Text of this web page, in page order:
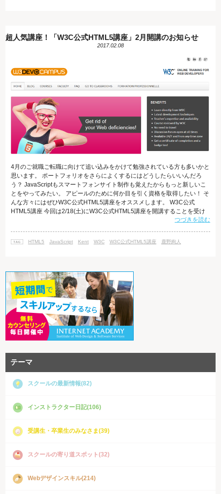
超人気講座！「W3C公式HTML5講座」2月開講のお知らせ
2017.02.08
4月のご就職ご転職に向けて追い込みをかけて勉強されている方も多いかと
思います。 ポートフォリオをさらによくするにはどうしたらいいんだろ
う？ JavaScriptもスマートフォンサイト制作も覚えたからもっと新しいこ
とをやってみたい。 アピールのために何か目を引く資格を取得したい！ そ
んな方々にはぜひW3C公式HTML5講座をオススメします。 W3C公式
HTML5講座 今回は2/18(土)にW3C公式HTML5講座を開講することを受け
まして前に講座の魅力をまとめてお伝えします。 W3C公式HTML5講座の
一、W3C公式の名を冠することを許された講座ですので、最新、そして正
つづきを読む
HTML5 JavaScript Kent W3C W3C公式HTML5講座 鹿野絢人
テーマ
スクールの最新情報(82)
インストラクター日記(106)
受講生・卒業生のみなさま(39)
スクールの寄り道スポット(32)
Webデザインスキル(214)